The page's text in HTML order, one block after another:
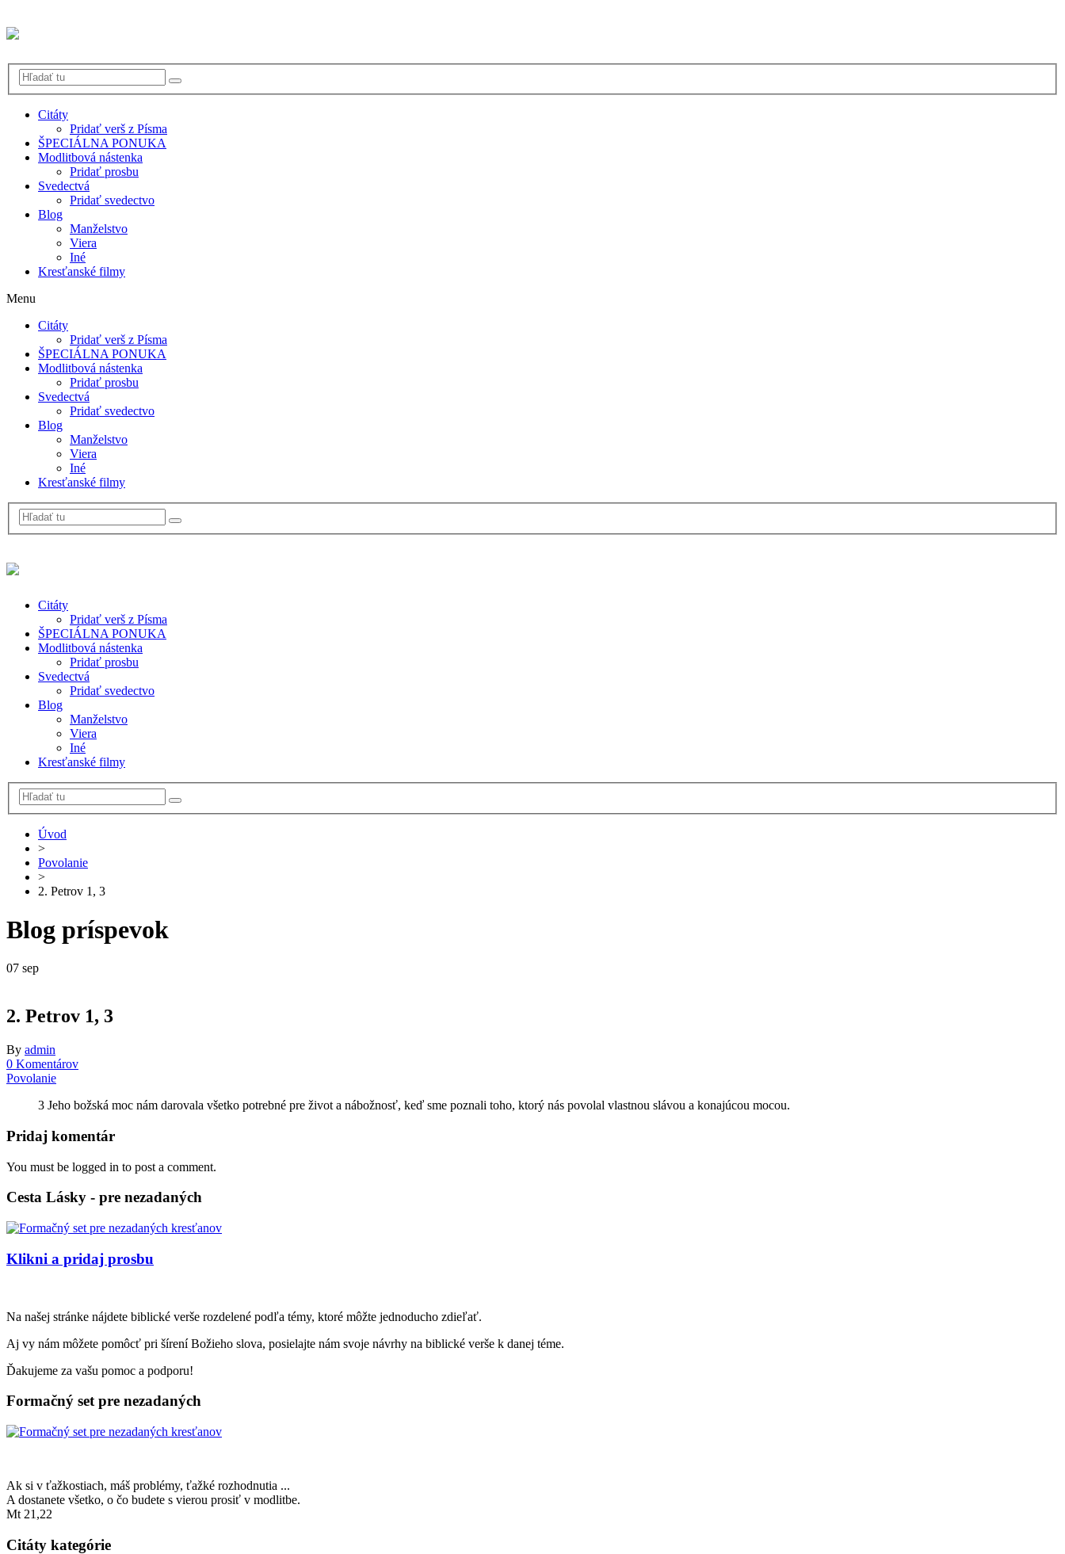
Citáty
Pridať verš z Písma
ŠPECIÁLNA PONUKA
Modlitbová nástenka
Pridať prosbu
Svedectvá
Pridať svedectvo
Blog
Manželstvo
Viera
Iné
Kresťanské filmy
Menu
Citáty
Pridať verš z Písma
ŠPECIÁLNA PONUKA
Modlitbová nástenka
Pridať prosbu
Svedectvá
Pridať svedectvo
Blog
Manželstvo
Viera
Iné
Kresťanské filmy
Citáty
Pridať verš z Písma
ŠPECIÁLNA PONUKA
Modlitbová nástenka
Pridať prosbu
Svedectvá
Pridať svedectvo
Blog
Manželstvo
Viera
Iné
Kresťanské filmy
Úvod
>
Povolanie
>
2. Petrov 1, 3
Blog príspevok
07 sep
2. Petrov 1, 3
By admin
0 Komentárov
Povolanie
3 Jeho božská moc nám darovala všetko potrebné pre život a nábožnosť, keď sme poznali toho, ktorý nás povolal vlastnou slávou a konajúcou mocou.
Pridaj komentár
You must be logged in to post a comment.
Cesta Lásky - pre nezadaných
Klikni a pridaj prosbu
Na našej stránke nájdete biblické verše rozdelené podľa témy, ktoré môžte jednoducho zdieľať.
Aj vy nám môžete pomôcť pri šírení Božieho slova, posielajte nám svoje návrhy na biblické verše k danej téme.
Ďakujeme za vašu pomoc a podporu!
Formačný set pre nezadaných
Ak si v ťažkostiach, máš problémy, ťažké rozhodnutia ...
A dostanete všetko, o čo budete s vierou prosiť v modlitbe.
Mt 21,22
Citáty kategórie